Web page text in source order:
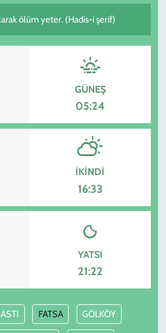
ölüm yeter. (Hadis-i şerif)
GÜNEŞ
05:24
İKINDI
16:33
YATSI
21:22
FATSA GÖLKÖY